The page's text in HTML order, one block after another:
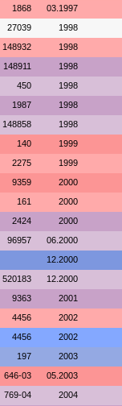
1868 03.1997
27039 1998
148932 1998
148911 1998
450 1998
1987 1998
148858 1998
140 1999
2275 1999
9359 2000
161 2000
2424 2000
96957 06.2000
12.2000
520183 12.2000
9363 2001
4456 2002
4456 2002
197 2003
646-03 05.2003
769-04 2004